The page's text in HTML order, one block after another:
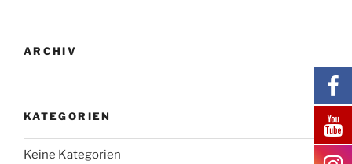
ARCHIV
KATEGORIEN
Keine Kategorien